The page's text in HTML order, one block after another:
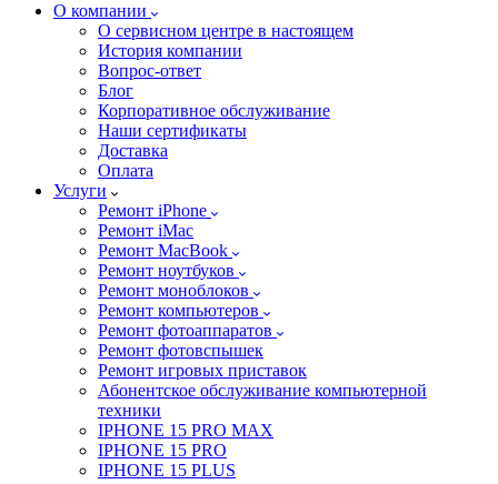
О компании
О сервисном центре в настоящем
История компании
Вопрос-ответ
Блог
Корпоративное обслуживание
Наши сертификаты
Доставка
Оплата
Услуги
Ремонт iPhone
Ремонт iMac
Ремонт MacBook
Ремонт ноутбуков
Ремонт моноблоков
Ремонт компьютеров
Ремонт фотоаппаратов
Ремонт фотовспышек
Ремонт игровых приставок
Абонентское обслуживание компьютерной
техники
IPHONE 15 PRO MAX
IPHONE 15 PRO
IPHONE 15 PLUS